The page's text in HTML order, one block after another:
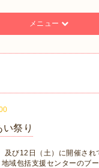
メニュー
祭り
及び12日（土）に開催され
域包括支援センターのブ